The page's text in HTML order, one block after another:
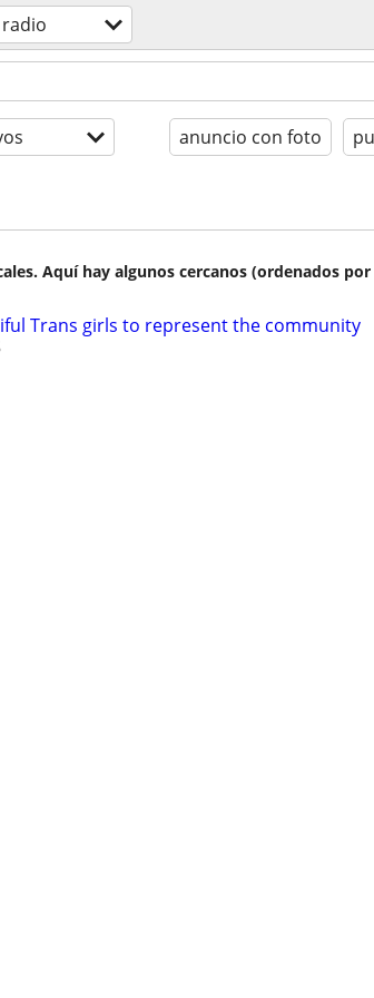
anuncio con foto
Aquí hay algunos cercanos (ordenados
Trans girls to represent the community